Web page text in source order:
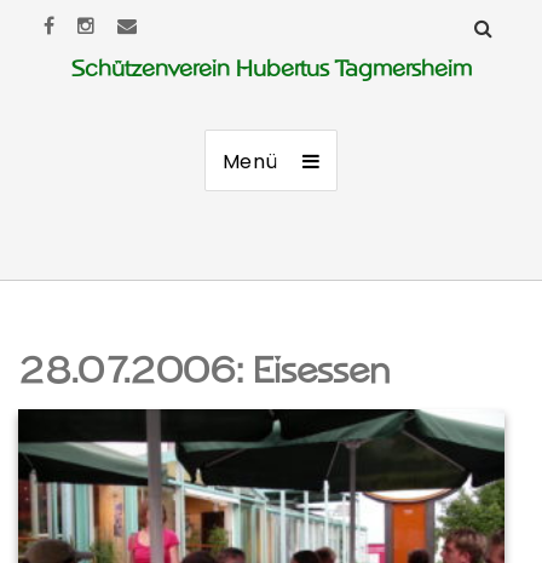
Schützenverein Hubertus Tagmersheim
Menü
28.07.2006: Eisessen